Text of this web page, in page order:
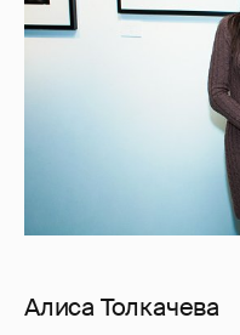
Алиса Толкачева